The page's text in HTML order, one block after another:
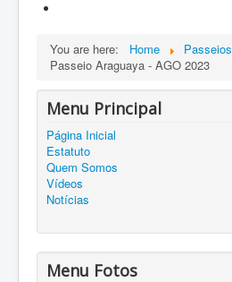
You are here: Home
Passeios
Passeio Araguaya - AGO 2023
Menu Principal
Página Inicial
Estatuto
Quem Somos
Vídeos
Notícias
Menu Fotos